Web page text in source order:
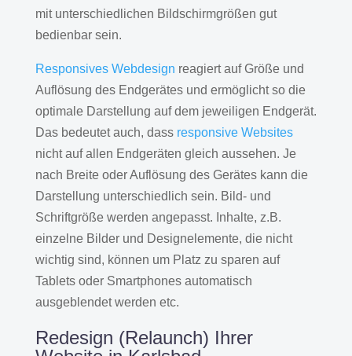
mit unterschiedlichen Bildschirmgrößen gut
bedienbar sein.
Responsives Webdesign reagiert auf Größe und
Auflösung des Endgerätes und ermöglicht so die
optimale Darstellung auf dem jeweiligen Endgerät.
Das bedeutet auch, dass responsive Websites
nicht auf allen Endgeräten gleich aussehen. Je
nach Breite oder Auflösung des Gerätes kann die
Darstellung unterschiedlich sein. Bild- und
Schriftgröße werden angepasst. Inhalte, z.B.
einzelne Bilder und Designelemente, die nicht
wichtig sind, können um Platz zu sparen auf
Tablets oder Smartphones automatisch
ausgeblendet werden etc.
Redesign (Relaunch) Ihrer